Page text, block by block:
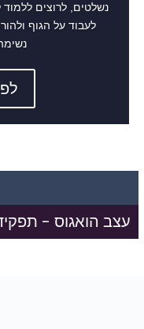
נשלטים, לרוצים ללמוד
לעבוד על הגוף
עצב הואגוס -